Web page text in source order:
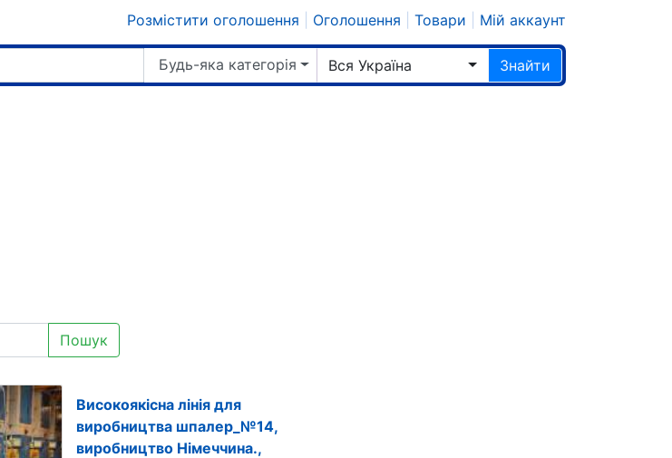
Розмістити оголошення Оголошення Товари Мій аккаунт
Будь-яка категорія Вся Україна Знайти
Пошук
Високоякісна лінія для
виробництва шпалер_№14,
виробництво Німеччина.,